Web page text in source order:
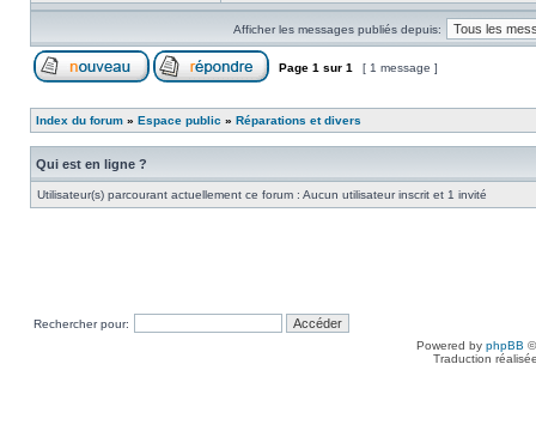
Afficher les messages publiés depuis:
Page 1 sur 1 [ 1 message ]
Index du forum » Espace public » Réparations et divers
Qui est en ligne ?
Utilisateur(s) parcourant actuellement ce forum : Aucun utilisateur inscrit et 1 invité
Rechercher pour:
Powered by phpBB
Traduction